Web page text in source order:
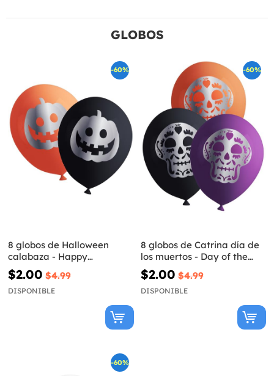
GLOBOS
-60%
8 globos de Halloween
calabaza - Happy
Halloween
$2.00 $4.99
DISPONIBLE
-60%
8 globos de Catrina día de
los muertos - Day of the
Dead
$2.00 $4.99
DISPONIBLE
-60%